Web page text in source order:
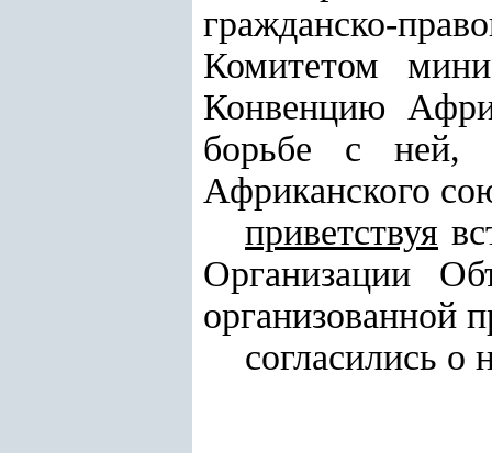
гражданско-
Комитетом
Конвенцию
борьбе с ней,
Африканского
приветствуя
Организации
организованной
согласились